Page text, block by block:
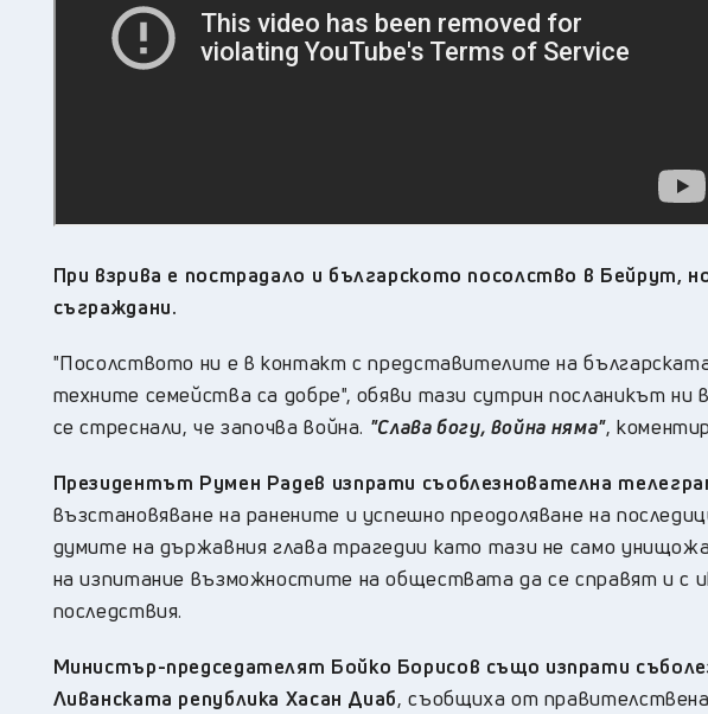
При взрива е пострадало и българското посолство в Бейрут,
съграждани.
"Посолството ни е в контакт с представителите на
техните семейства са добре", обяви тази сутрин посланикът ни
се стреснали, че започва война. "Слава богу, война няма",
Президентът Румен Радев изпрати съоблезнователна
възстановяване на ранените и успешно преодоляване на
думите на държавния глава трагедии като тази не само
на изпитание възможностите на обществата да се справят и с
последствия.
Министър-председателят Бойко Борисов също изпрати
Ливанската република Хасан Диаб, съобщиха от